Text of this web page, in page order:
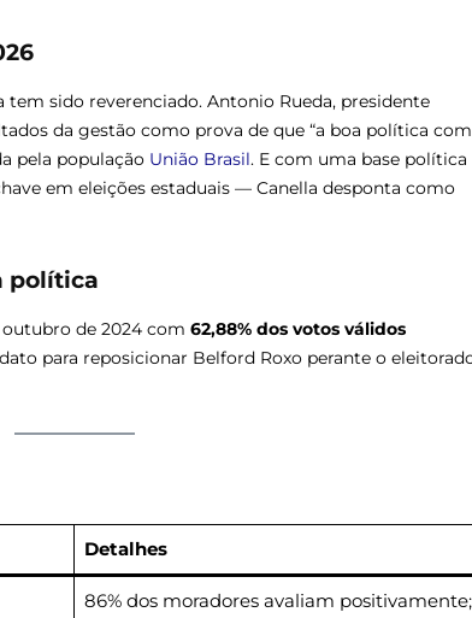
tem sido reverenciado. Antonio Rueda, presidente
da gestão como prova de que “a boa política com
pela população União Brasil. E com uma base política
em eleições estaduais — Canella desponta como
política
de 2024 com 62,88% dos votos válidos
para reposicionar Belford Roxo perante o
Detalhes
86% dos moradores avaliam positivamente;